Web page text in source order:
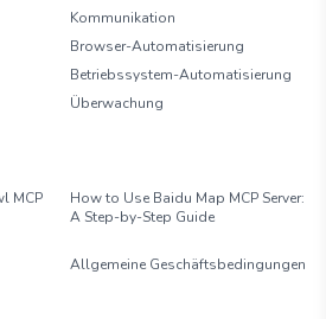
Kommunikation
Browser-Automatisierung
Betriebssystem-Automatisierung
Überwachung
MCP
How to Use Baidu Map MCP Server:
A Step-by-Step Guide
Allgemeine Geschäftsbedingungen